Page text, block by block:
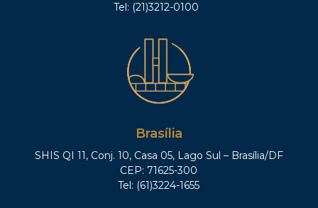
Tel: (21)3212-0100
Brasília
SHIS QI 11, Conj. 10, Casa 05, Lago Sul – Brasília/DF
CEP: 71625-300
Tel: (61)3224-1655